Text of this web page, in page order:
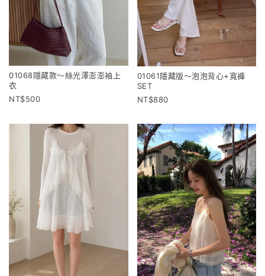
01068隱藏款～絲光澤澎澎袖上
衣
500
01061隱藏版～泡泡背心+寬褲
SET
880